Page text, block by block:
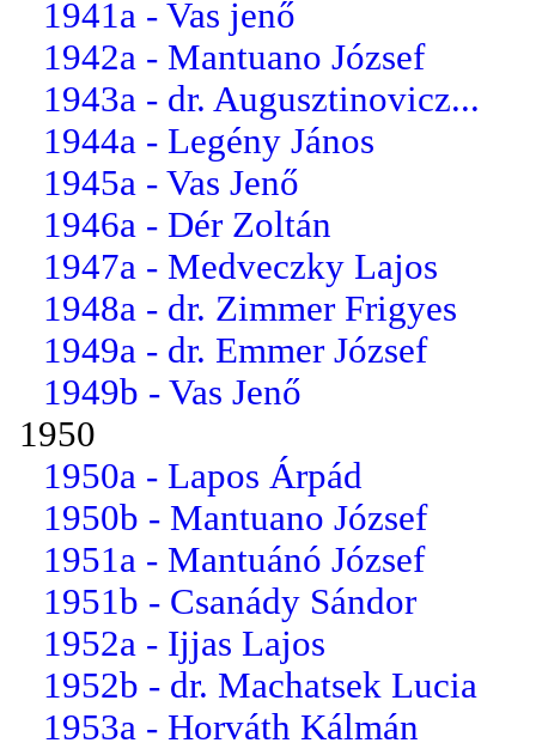
1941a - Vas jenő
1942a - Mantuano József
1943a - dr. Augusztinovicz...
1944a - Legény János
1945a - Vas Jenő
1946a - Dér Zoltán
1947a - Medveczky Lajos
1948a - dr. Zimmer Frigyes
1949a - dr. Emmer József
1949b - Vas Jenő
1950
1950a - Lapos Árpád
1950b - Mantuano József
1951a - Mantuánó József
1951b - Csanády Sándor
1952a - Ijjas Lajos
1952b - dr. Machatsek Lucia
1953a - Horváth Kálmán